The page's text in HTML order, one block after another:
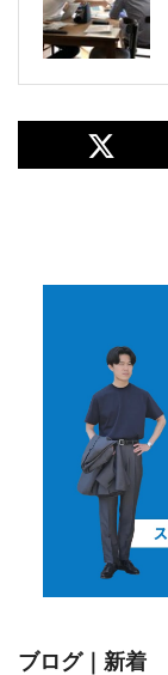
ブログ｜新着